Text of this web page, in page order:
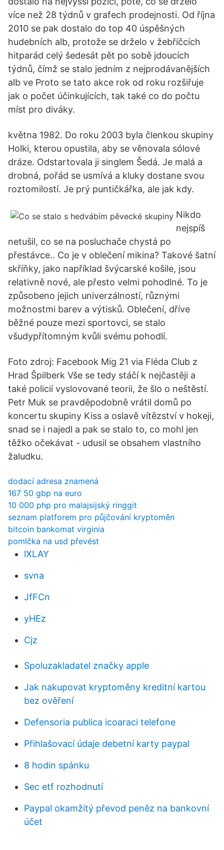
více než 28 týdnů v grafech prodejnosti. Od října
2010 se pak dostalo do top 40 úspěšných
hudebních alb, protože se drželo v žebříčcích
hitparád celý šedesát pět po sobě jdoucích
týdnů, čímž se stalo jedním z nejprodávanějších
alb ve Proto se tato akce rok od roku rozšiřuje
jak o počet účinkujících, tak také co do počtu
míst pro diváky.
května 1982. Do roku 2003 byla členkou skupiny
Holki, kterou opustila, aby se věnovala sólové
dráze. Odstartovala ji singlem Šedá. Je malá a
drobná, pořád se usmívá a kluky dostane svou
roztomilostí. Je prý puntičkářka, ale jak kdy.
Nikdo
nejspíš
netušil, co se na posluchače chystá po
přestávce.. Co je v oblečení mikina? Takové šatní
skříňky, jako například švýcarské košile, jsou
relativně nové, ale přesto velmi pohodlné. To je
způsobeno jejich univerzálností, různými
možnostmi barev a výtisků. Oblečení, dříve
běžné pouze mezi sportovci, se stalo
všudypřítomným kvůli svému pohodlí.
Foto zdroj: Facebook Mig 21 via Fléda Club z
Hrad Špilberk Vše se tedy stáčí k nejčastěji a
také policií vyslovované teorii, že šlo o neštěstí.
Petr Muk se pravděpodobně vrátil domů po
koncertu skupiny Kiss a oslavě vítězství v hokeji,
snad se i najedl a pak se stalo to, co mohl jen
těžko očekávat - udusil se obsahem vlastního
žaludku.
dodací adresa znamená
167 50 gbp na euro
10 000 php pro malajsijský ringgit
seznam platforem pro půjčování kryptoměn
bitcoin bankomat virginia
pomlčka na usd převést
lXLAY
svna
JfFCn
yHEz
Cjz
Spoluzakladatel značky apple
Jak nakupovat kryptoměny kreditní kartou
bez ověření
Defensoria publica icoaraci telefone
Přihlašovací údaje debetní karty paypal
8 hodin spánku
Sec etf rozhodnutí
Paypal okamžitý převod peněz na bankovní
účet